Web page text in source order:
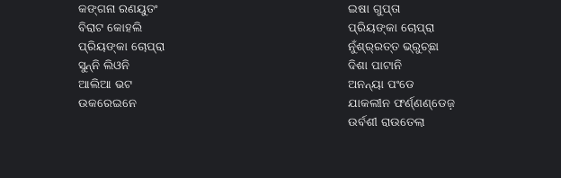
କଙ୍ଗନା ରଣୟୁତଂ
ବିରାଟ କୋହଲି
ପ୍ରିୟଙ୍କା ଚୋପ୍ରା
ସୁନ୍ନି ଲିଓନି
ଆଲିଆ ଭଟ
ଉକରେଇନେ
ଇଷା ଗୁପ୍ତା
ପ୍ରିୟଙ୍କା ଚୋପ୍ରା
ନୁଁଶ୍ର୍ରତ୍ତ ଭ୍ରୁଚ୍ଛା
ଦିଶା ପାଟାନି
ଅନନ୍ୟା ପଂଡେ
ଯାକଲୀନ ଫର୍ଣ୍ଣଣ୍ଡେଜ଼
ଉର୍ବଶୀ ରାଉତେଲା